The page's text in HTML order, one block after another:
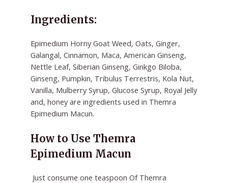
Ingredients:
Epimedium Horny Goat Weed, Oats, Ginger,
Galangal, Cinnamon, Maca, American Ginseng,
Nettle Leaf, Siberian Ginseng, Ginkgo Biloba,
Ginseng, Pumpkin, Tribulus Terrestris, Kola Nut,
Vanilla, Mulberry Syrup, Glucose Syrup, Royal Jelly
and, honey are ingredients used in Themra
Epimedium Macun.
How to Use Themra
Epimedium Macun
Just consume one teaspoon Of Themra